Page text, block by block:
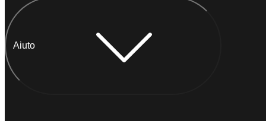
Aiuto